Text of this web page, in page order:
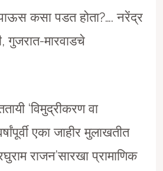
कसा पडत होता?…. नरेंद्र
गुजरात-मारवाडचे
‘विमुद्रीकरण वा
एका जाहीर मुलाखतीत
राजन’सारखा प्रामाणिक